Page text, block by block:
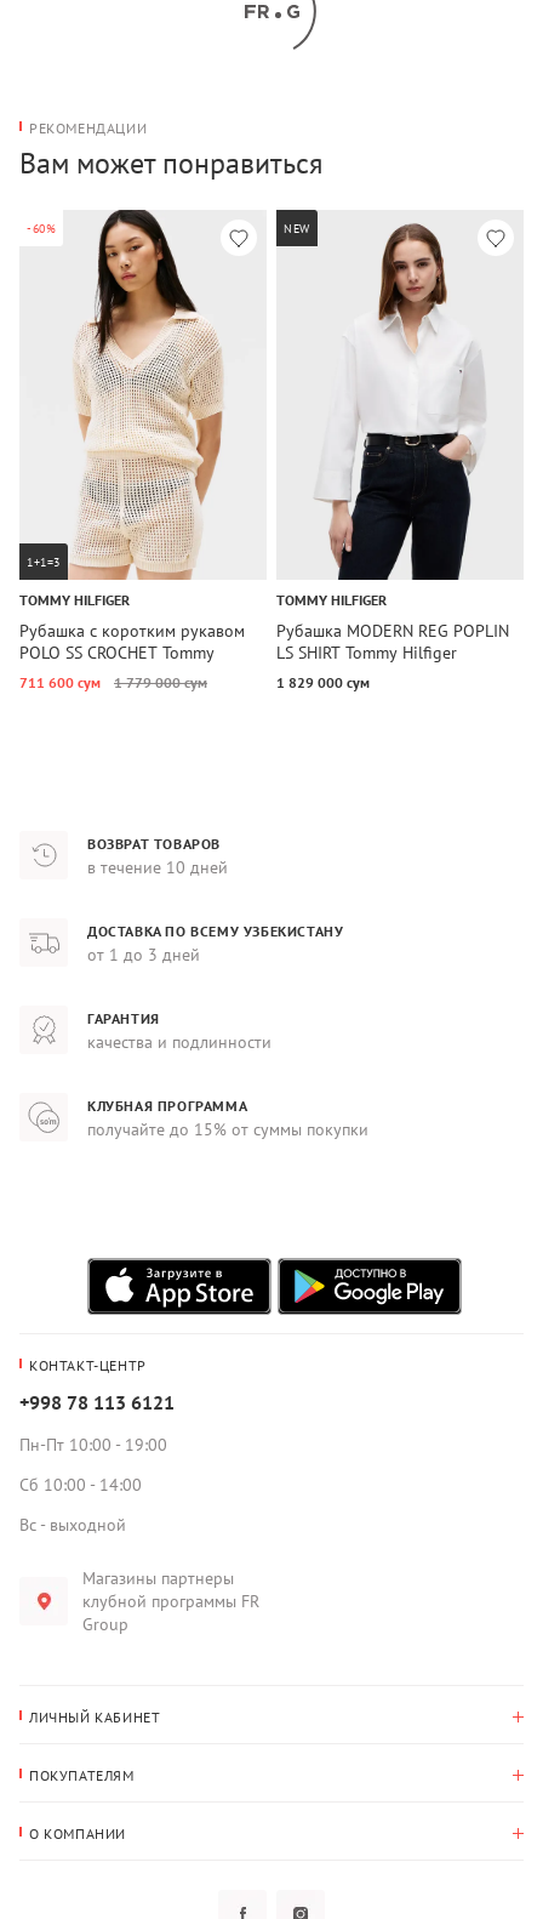
РЕКОМЕНДАЦИИ
Вам может понравиться
-60%
1+1=3
TOMMY HILFIGER
Рубашка с коротким рукавом
POLO SS CROCHET Tommy
Hilfiger
711 600 сум 1 779 000 сум
NEW
TOMMY HILFIGER
Рубашка MODERN REG POPLIN
LS SHIRT Tommy Hilfiger
1 829 000 сум
ВОЗВРАТ ТОВАРОВ
в течение 10 дней
ДОСТАВКА ПО ВСЕМУ УЗБЕКИСТАНУ
от 1 до 3 дней
ГАРАНТИЯ
качества и подлинности
КЛУБНАЯ ПРОГРАММА
получайте до 15% от суммы покупки
КОНТАКТ-ЦЕНТР
+998 78 113 6121
Пн-Пт 10:00 - 19:00
Сб 10:00 - 14:00
Вс - выходной
Магазины партнеры
клубной программы FR
Group
ЛИЧНЫЙ КАБИНЕТ
Адрес для доставки
ПОКУПАТЕЛЯМ
О КОМПАНИИ
Политика конфиденциальности